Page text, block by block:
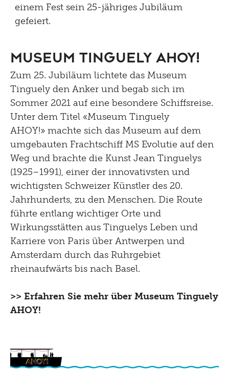
einem Fest sein 25-jähriges Jubiläum
gefeiert.
Museum Tinguely AHOY!
Zum 25. Jubiläum lichtete das Museum
Tinguely den Anker und begab sich im
Sommer 2021 auf eine besondere Schiffsreise.
Unter dem Titel «Museum Tinguely
AHOY!» machte sich das Museum auf dem
umgebauten Frachtschiff MS Evolutie auf den
Weg und brachte die Kunst Jean Tinguelys
(1925–1991), einer der innovativsten und
wichtigsten Schweizer Künstler des 20.
Jahrhunderts, zu den Menschen. Die Route
führte entlang wichtiger Orte und
Wirkungsstätten aus Tinguelys Leben und
Karriere von Paris über Antwerpen und
Amsterdam durch das Ruhrgebiet
rheinaufwärts bis nach Basel.
>> Erfahren Sie mehr über Museum Tinguely
AHOY!